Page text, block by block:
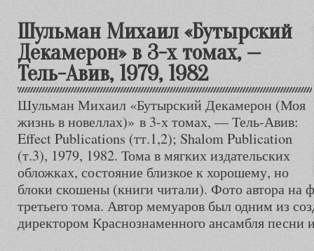
Шульман Михаил «Бутырский
Декамерон» в 3-х томах, —
Тель-Авив, 1979, 1982
Шульман Михаил «Бутырский Декамерон (Моя
жизнь в новеллах)» в 3-х томах, — Тель-Авив:
Effect Publications (тт.1,2); Shalom Publication
(т.3), 1979, 1982. Тома в мягких издательских
обложках, состояние близкое к хорошему, но
блоки скошены (книги читали). Фото автора на
третьего тома. Автор мемуаров был одним из
директором Краснознаменного ансамбля